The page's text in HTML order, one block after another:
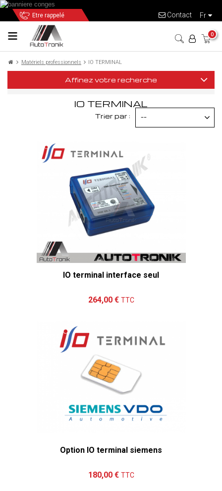
Etre rappelé fr
Contact
0
Matériels professionnels IO TERMINAL
Affinez votre recherche
IO TERMINAL
Trier par : --
IO terminal interface seul
264,00 € TTC
Option IO terminal siemens
180,00 € TTC